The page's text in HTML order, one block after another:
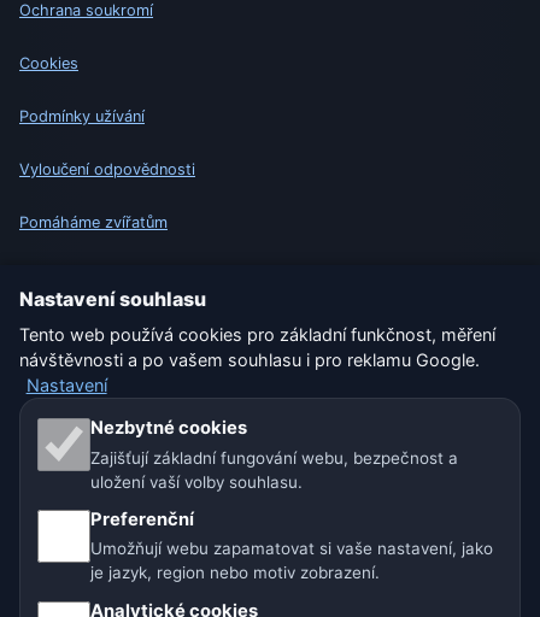
Ochrana soukromí
Cookies
Podmínky užívání
Vyloučení odpovědnosti
Pomáháme zvířatům
Nastavení
Naše weby o počasí:
🇨🇿 Česko 🇭🇷 Chorvatsko 🇧🇬 Bulharsko
🇩🇪🇦🇹🇨🇭 Německo / Rakousko / Švýcarsko
🌎 Latinská Amerika a Španělsko
Nastavení souhlasu
Tento web používá cookies pro základní funkčnost, měření
návštěvnosti a po vašem souhlasu i pro reklamu Google.
Nastavení
Nezbytné cookies
Zajišťují základní fungování webu, bezpečnost a
uložení vaší volby souhlasu.
Preferenční
Umožňují webu zapamatovat si vaše nastavení, jako
je jazyk, region nebo motiv zobrazení.
Analytické cookies